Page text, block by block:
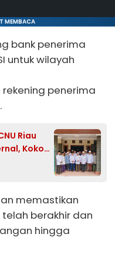
MEMBACA
bank penerima
untuk wilayah
rekening penerima
Riau
Kokoh
memastikan
telah berakhir dan
hingga